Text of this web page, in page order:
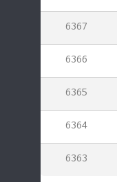
6367
6366
6365
6364
6363